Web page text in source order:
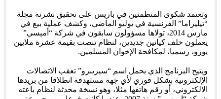
وتعتمد شكوى المنظمتين في باريس على تحقيق نشرته مجلة
“تيليراما” الفرنسية في يوليو الماضي، وكشف عملية بيع في
مارس 2014، تولاها مسؤولون سابقون في شركة “أميسي”
يعملون خلف كيانين جديدين، لنظام تنصت بقيمة عشرة ملايين
يورو، رسميا، لمكافحة الإخوان المسلمين.
ويتيح البرنامج الذي يحمل اسم “سيريبرو” تعقب الاتصالات
الإلكترونية بشكل فوري لأي جهة مستهدفة انطلاقا من بريدها
الالكتروني، أو رقم هاتفها مثلا، وهو نسخة محدثة لنظام باعته